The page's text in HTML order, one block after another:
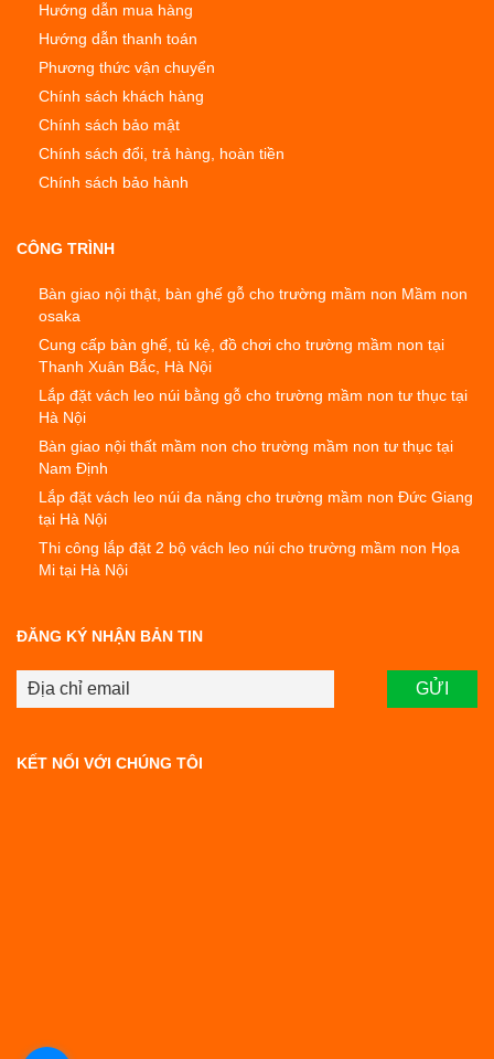
Hướng dẫn mua hàng
Hướng dẫn thanh toán
Phương thức vận chuyển
Chính sách khách hàng
Chính sách bảo mật
Chính sách đổi, trả hàng, hoàn tiền
Chính sách bảo hành
CÔNG TRÌNH
Bàn giao nội thật, bàn ghế gỗ cho trường mầm non Mầm non
osaka
Cung cấp bàn ghế, tủ kệ, đồ chơi cho trường mầm non tại
Thanh Xuân Bắc, Hà Nội
Lắp đặt vách leo núi bằng gỗ cho trường mầm non tư thục tại
Hà Nội
Bàn giao nội thất mầm non cho trường mầm non tư thục tại
Nam Định
Lắp đặt vách leo núi đa năng cho trường mầm non Đức Giang
tại Hà Nội
Thi công lắp đặt 2 bộ vách leo núi cho trường mầm non Họa
Mi tại Hà Nội
ĐĂNG KÝ NHẬN BẢN TIN
KẾT NỐI VỚI CHÚNG TÔI